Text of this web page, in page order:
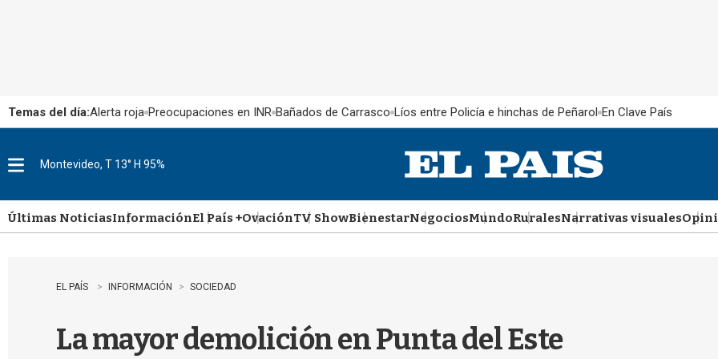
Temas del día:Alerta roja Preocupaciones en INR Bañados de Carrasco Líos entre Policía e hinchas de Peñarol En Clave País
u
Montevideo, T 13° H 95%
Últimas NoticiasInformaciónEl País +OvaciónTV ShowBienestarNegociosMundoRuralesNarrativas visuales
EL PAÍS INFORMACIÓN SOCIEDAD
La mayor demolición en Punta del Este